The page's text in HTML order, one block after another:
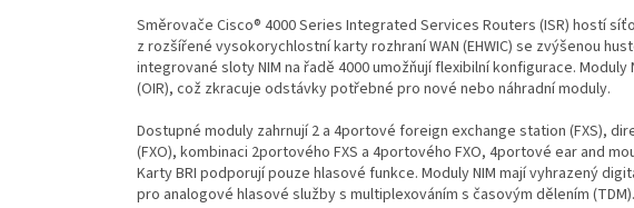
Směrovače Cisco® 4000 Series Integrated Services Routers (ISR) hostí
z rozšířené vysokorychlostní karty rozhraní WAN (EHWIC) se zvýšenou
integrované sloty NIM na řadě 4000 umožňují flexibilní konfigurace.
(OIR), což zkracuje odstávky potřebné pro nové nebo náhradní moduly.
Dostupné moduly zahrnují 2 a 4portové foreign exchange station (FXS),
(FXO), kombinaci 2portového FXS a 4portového FXO, 4portové ear and
Karty BRI podporují pouze hlasové funkce. Moduly NIM mají vyhrazený
pro analogové hlasové služby s multiplexováním s časovým dělením